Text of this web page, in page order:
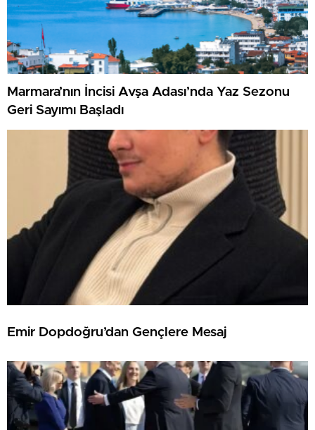
Marmara’nın İncisi Avşa Adası’nda Yaz Sezonu
Geri Sayımı Başladı
Emir Dopdoğru’dan Gençlere Mesaj